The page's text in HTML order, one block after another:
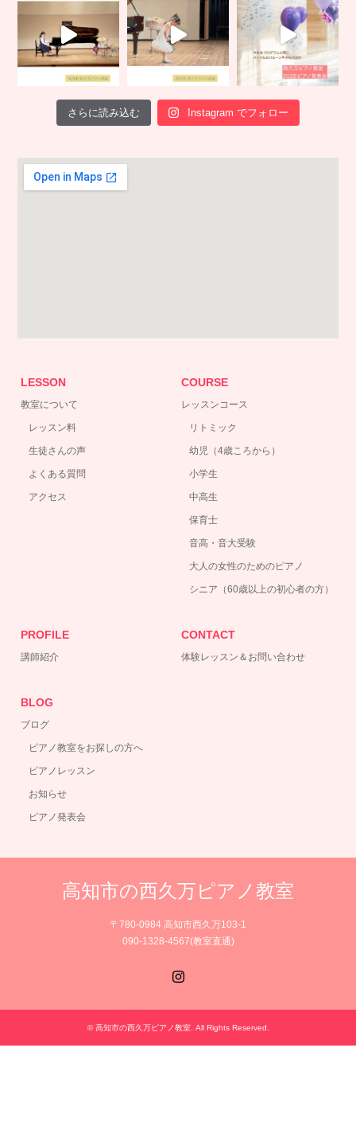
さらに読み込む Instagram でフォロー
LESSON
教室について
レッスン料
生徒さんの声
よくある質問
アクセス
COURSE
レッスンコース
リトミック
幼児（4歳ころから）
小学生
中高生
保育士
音高・音大受験
大人の女性のためのピアノ
シニア（60歳以上の初心者の方）
PROFILE
講師紹介
CONTACT
体験レッスン＆お問い合わせ
BLOG
ブログ
ピアノ教室をお探しの方へ
ピアノレッスン
お知らせ
ピアノ発表会
高知市の西久万ピアノ教室
〒780-0984 高知市西久万103-1
090-1328-4567(教室直通)
©高知市の西久万ピアノ教室. All Rights Reserved.